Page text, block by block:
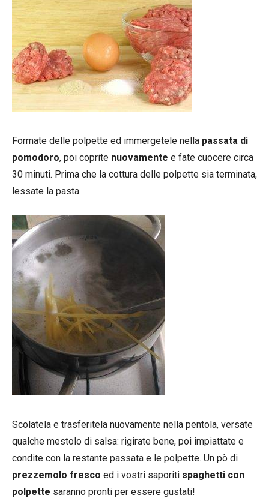
Formate delle polpette ed immergetele nella passata di
pomodoro, poi coprite nuovamente e fate cuocere circa
30 minuti. Prima che la cottura delle polpette sia terminata,
lessate la pasta.
Scolatela e trasferitela nuovamente nella pentola, versate
qualche mestolo di salsa: rigirate bene, poi impiattate e
condite con la restante passata e le polpette. Un pò di
prezzemolo fresco ed i vostri saporiti spaghetti con
polpette saranno pronti per essere gustati!